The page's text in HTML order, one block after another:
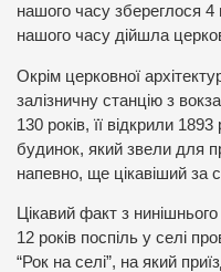
нашого часу збереглося 4
нашого часу дійшла
Окрім церковної
залізничну станцію з
130 років, її відкрили
будинок, який звели для
напевно, ще цікавіший за
Цікавий факт з
12 років поспіль у селі
“Рок на селі”, на який